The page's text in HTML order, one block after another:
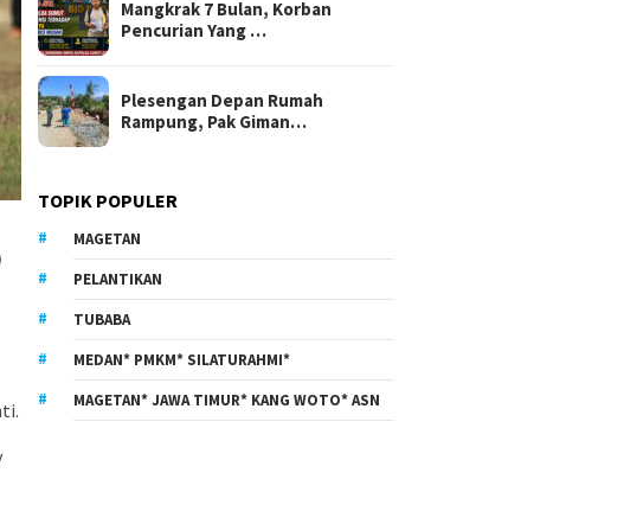
Mangkrak 7 Bulan, Korban
Pencurian Yang …
Plesengan Depan Rumah
Rampung, Pak Giman…
TOPIK POPULER
MAGETAN
PELANTIKAN
TUBABA
MEDAN* PMKM* SILATURAHMI*
MAGETAN* JAWA TIMUR* KANG WOTO* ASN